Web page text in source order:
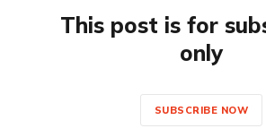
This post is for
only
SUBSCRIBE NOW